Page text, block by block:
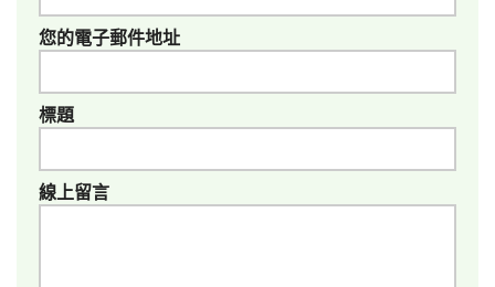
您的電子郵件地址
標題
線上留言